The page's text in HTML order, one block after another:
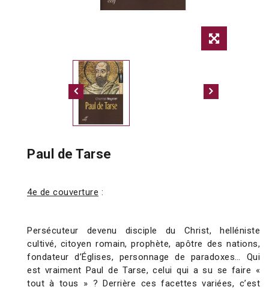
Paul de Tarse
4e de couverture :
Persécuteur devenu disciple du Christ, helléniste
cultivé, citoyen romain, prophète, apôtre des nations,
fondateur d’Églises, personnage de paradoxes… Qui
est vraiment Paul de Tarse, celui qui a su se faire «
tout à tous » ? Derrière ces facettes variées, c’est